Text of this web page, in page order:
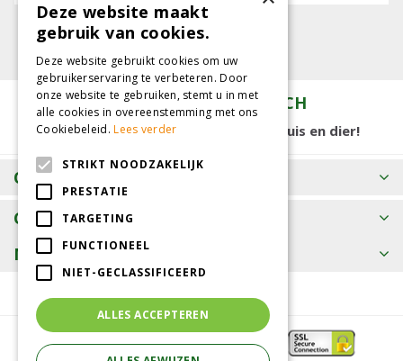
TUINCENTRUM KOLBACH
15.000 m2 winkelplezier voor tuin, huis en dier!
OPENINGSTIJDEN
CONTACT
MEER INFORMATIE
Deze website maakt
gebruik van cookies.
Deze website gebruikt cookies om uw
gebruikerservaring te verbeteren. Door
onze website te gebruiken, stemt u in met
alle cookies in overeenstemming met ons
Cookiebeleid.Lees verder
STRIKT NOODZAKELIJK
PRESTATIE
TARGETING
FUNCTIONEEL
NIET-GECLASSIFICEERD
ALLES ACCEPTEREN